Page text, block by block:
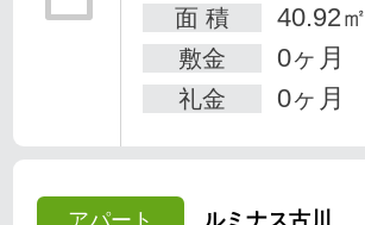
面 積 40.92㎡
敷金 0ヶ月
礼金 0ヶ月
アパート ルミナス古川